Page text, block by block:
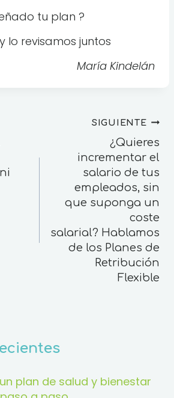
tu plan ?
lo revisamos juntos
María Kindelán
SIGUIENTE
¿Quieres
incrementar el
salario de tus
empleados, sin
que suponga un
coste
salarial? Hablamos
de los Planes de
Retribución
Flexible
plan de salud y bienestar